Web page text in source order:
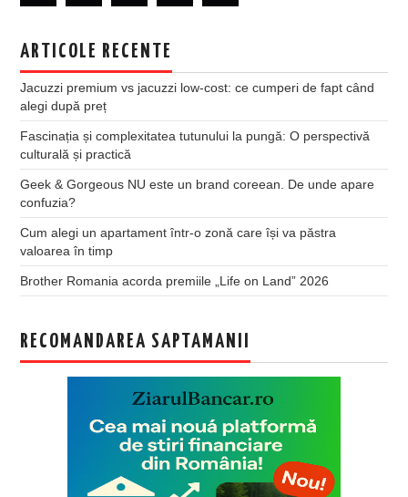
ARTICOLE RECENTE
Jacuzzi premium vs jacuzzi low-cost: ce cumperi de fapt când
alegi după preț
Fascinația și complexitatea tutunului la pungă: O perspectivă
culturală și practică
Geek & Gorgeous NU este un brand coreean. De unde apare
confuzia?
Cum alegi un apartament într-o zonă care își va păstra
valoarea în timp
Brother Romania acorda premiile „Life on Land” 2026
RECOMANDAREA SAPTAMANII